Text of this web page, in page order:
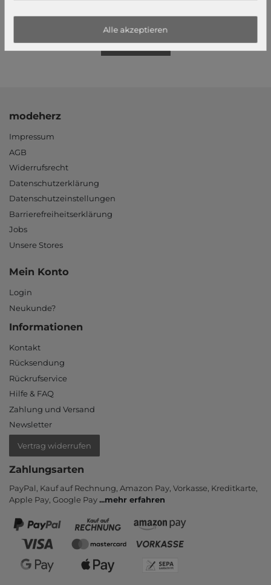
schneller Service
Mehr dazu!
modeherz
Impressum
AGB
Widerrufsrecht
Datenschutzerklärung
Datenschutzeinstellungen
Barrierefreiheitserklärung
Jobs
Unsere Stores
Mein Konto
Login
Neukunde?
Informationen
Kontakt
Rücksendung
Rückrufservice
Hilfe & FAQ
Zahlung und Versand
Newsletter
Vertrag widerrufen
Zahlungsarten
PayPal, Kauf auf Rechnung, Amazon Pay, Vor­kasse, Kredit­karte,
Apple Pay, Google Pay...mehr erfahren
Alle akzeptieren